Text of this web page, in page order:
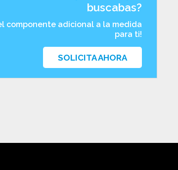
buscabas?
componente adicional a la medida
para ti!
SOLICITA AHORA